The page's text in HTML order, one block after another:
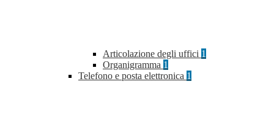
Articolazione degli uffici 1
Organigramma 1
Telefono e posta elettronica 1